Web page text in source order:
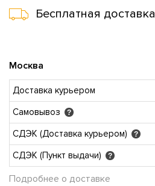
Бесплатная доставка
Москва
Доставка курьером
Самовывоз
?
СДЭК (Доставка курьером)
?
СДЭК (Пункт выдачи)
?
Подробнее о доставке